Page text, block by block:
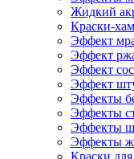
Жидкий
Краски-
Эффект
Эффект
Эффект
Эффект
Эффекты
Эффекты
Эффекты
Эффекты
Краски